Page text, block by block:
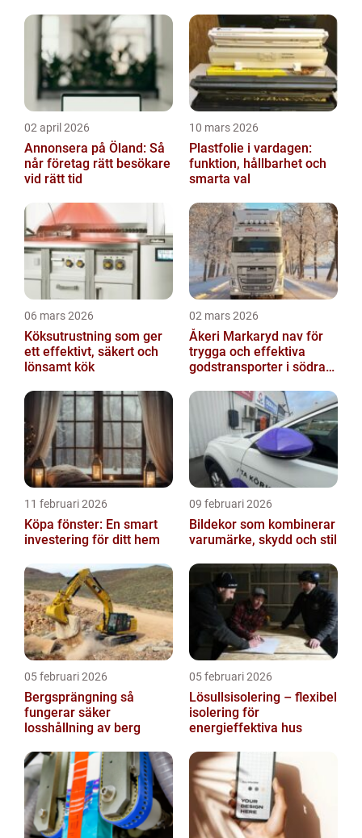
02 april 2026
Annonsera på Öland: Så
når företag rätt besökare
vid rätt tid
10 mars 2026
Plastfolie i vardagen:
funktion, hållbarhet och
smarta val
06 mars 2026
Köksutrustning som ger
ett effektivt, säkert och
lönsamt kök
02 mars 2026
Åkeri Markaryd nav för
trygga och effektiva
godstransporter i södra
11 februari 2026
Köpa fönster: En smart
investering för ditt hem
09 februari 2026
Bildekor som kombinerar
varumärke, skydd och stil
05 februari 2026
Bergsprängning så
fungerar säker
losshållning av berg
05 februari 2026
Lösullsisolering – flexibel
isolering för
energieffektiva hus